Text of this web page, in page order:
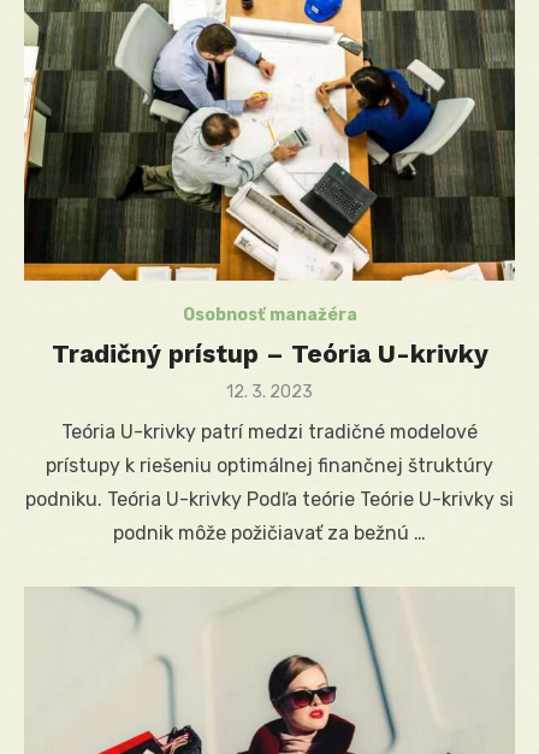
Osobnosť manažéra
Tradičný prístup – Teória U-krivky
Posted
12. 3. 2023
Teória U-krivky patrí medzi tradičné modelové
prístupy k riešeniu optimálnej finančnej štruktúry
podniku. Teória U-krivky Podľa teórie Teórie U-krivky si
podnik môže požičiavať za bežnú …